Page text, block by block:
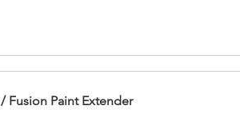
Fusion Paint Extender